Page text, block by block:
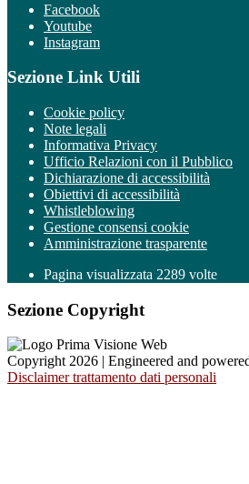
Facebook
Youtube
Instagram
Sezione Link Utili
Cookie policy
Note legali
Informativa Privacy
Ufficio Relazioni con il Pubblico
Dichiarazione di accessibilità
Obiettivi di accessibilità
Whistleblowing
Gestione consensi cookie
Amministrazione trasparente
Pagina visualizzata 2289 volte
Sezione Copyright
Copyright 2026 | Engineered and
Disclaimer trattamento dati personali